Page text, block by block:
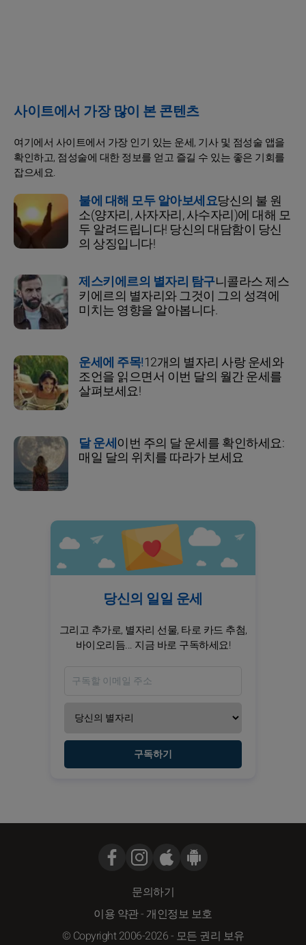
사이트에서 가장 많이 본 콘텐츠
여기에서 사이트에서 가장 인기 있는 운세, 기사 및 점성술 앱을
확인하고, 점성술에 대한 정보를 얻고 즐길 수 있는 좋은 기회를
잡으세요.
불에 대해 모두 알아보세요당신의 불 원
소(양자리, 사자자리, 사수자리)에 대해 모
두 알려드립니다! 당신의 대담함이 당신
의 상징입니다!
제스키에르의 별자리 탐구니콜라스 제스
키에르의 별자리와 그것이 그의 성격에
미치는 영향을 알아봅니다.
운세에 주목!12개의 별자리 사랑 운세와
조언을 읽으면서 이번 달의 월간 운세를
살펴보세요!
달 운세이번 주의 달 운세를 확인하세요:
매일 달의 위치를 따라가 보세요
당신의 일일 운세
그리고 추가로, 별자리 선물, 타로 카드 추첨,
바이오리듬... 지금 바로 구독하세요!
구독하기
문의하기
이용 약관- 개인정보 보호
© Copyright 2006-2026 - 모든 권리 보유